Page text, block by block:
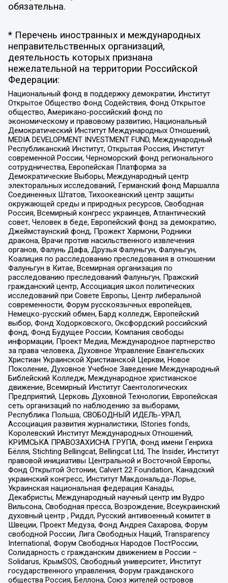
обязательна.
* Перечень иностранных и международных
неправительственных организаций,
деятельность которых признана
нежелательной на территории Российской
Федерации:
Национальный фонд в поддержку демократии, Институт
Открытое Общество Фонд Содействия, Фонд Открытое
общество, Американо-российский фонд по
экономическому и правовому развитию, Национальный
Демократический Институт Международных Отношений,
MEDIA DEVELOPMENT INVESTMENT FUND, Международный
Республиканский Институт, Открытая Россия, Институт
современной России, Черноморский фонд регионального
сотрудничества, Европейская Платформа за
Демократические Выборы, Международный центр
электоральных исследований, Германский фонд Маршалла
Соединенных Штатов, Тихоокеанский центр защиты
окружающей среды и природных ресурсов, Свободная
Россия, Всемирный конгресс украинцев, Атлантический
совет, Человек в беде, Европейский фонд за демократию,
Джеймстаунский фонд, Прожект Хармони, Родники
дракона, Врачи против насильственного извлечения
органов, Фалунь Дафа, Друзья Фалуньгун, Фалуньгун,
Коалиция по расследованию преследования в отношении
Фалуньгун в Китае, Всемирная организация по
расследованию преследований Фалуньгун, Пражский
гражданский центр, Ассоциация школ политических
исследований при Совете Европы, Центр либеральной
современности, Форум русскоязычных европейцев,
Немецко-русский обмен, Бард колледж, Европейский
выбор, Фонд Ходорковского, Оксфордский российский
фонд, Фонд Будущее России, Компания свободы
информации, Проект Медиа, Международное партнерство
за права человека, Духовное Управление Евангельских
Христиан Украинской Христианской Церкви, Новое
Поколение, Духовное Учебное Заведение Международный
Библейский Колледж, Международное христианское
движение, Всемирный Институт Саентологических
Предприятий, Церковь Духовной Технологии, Европейская
сеть организаций по наблюдению за выборами,
Республика Польша, СВОБОДНЫЙ ИДЕЛЬ-УРАЛ,
Ассоциация развития журналистики, IStories fonds,
Королевский Институт Международных Отношений,
КРИМСЬКА ПРАВОЗАХИСНА ГРУПА, Фонд имени Генриха
Бёлля, Stichting Bellingcat, Bellingcat Ltd, The Insider, Институт
правовой инициативы Центральной и Восточной Европы,
Фонд Открытой Эстонии, Calvert 22 Foundation, Канадский
украинский конгресс, Институт Макдональда-Лорье,
Украинская национальная федерация Канады,
Декабристы, Международный научный центр им Вудро
Вильсона, Свободная пресса, Возрождение, Всеукраинский
духовный центр , Риддл, Русский антивоенный комитет в
Швеции, Проект Медуза, Фонд Андрея Сахарова, Форум
свободной России, Лига Свободных Наций, Transparеncy
International, Форум Свободных Народов ПостРоссии,
Солидарность с гражданским движением в России –
Solidarus, КрымSOS, Свободный университет, Институт
государственного управления, Форум гражданского
общества Россия, Беллона, Союз жителей островов